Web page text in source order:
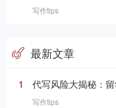
写作tips
最新文章
1 代写风险大揭秘：
写作tips